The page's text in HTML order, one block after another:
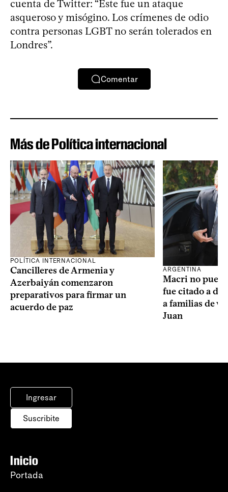
cuenta de Twitter: “Este fue un ataque
asqueroso y misógino. Los crímenes de odio
contra personas LGBT no serán tolerados en
Londres”.
Comentar
Más de Política internacional
POLÍTICA INTERNACIONAL
Cancilleres de Armenia y
Azerbaiyán comenzaron
preparativos para firmar un
acuerdo de paz
ARGENTINA
Macri no
fue citado a
a familias de
Juan
Ingresar
Suscribite
Inicio
Portada